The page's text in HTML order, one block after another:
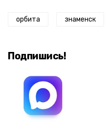
орбита знаменск
Подпишись!